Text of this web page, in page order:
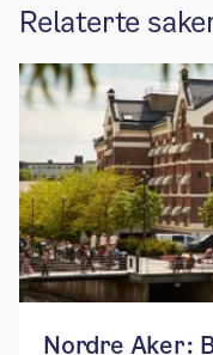
Relaterte
Nordre Aker: